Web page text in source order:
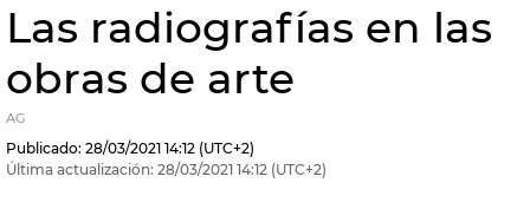
Las radiografías en las
obras de arte
AG
Publicado: 28/03/2021 14:12 (UTC+2)
Última actualización: 28/03/2021 14:12 (UTC+2)